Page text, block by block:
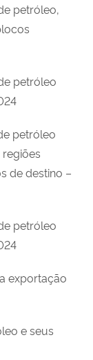
petróleo,
petróleo
petróleo
de destino –
petróleo
exportação
e seus